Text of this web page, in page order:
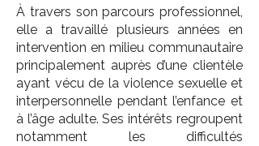
À travers son parcours professionnel,
elle a travaillé plusieurs années en
intervention en milieu communautaire
principalement auprès d’une clientèle
ayant vécu de la violence sexuelle et
interpersonnelle pendant l’enfance et
à l’âge adulte. Ses intérêts regroupent
notamment les difficultés